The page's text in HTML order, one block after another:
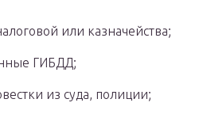
или казначейства;
ГИБДД;
из суда, полиции;